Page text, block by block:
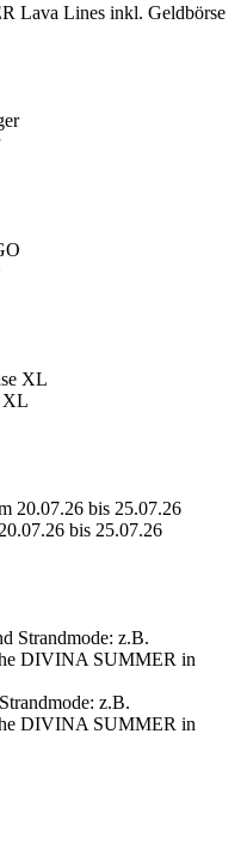
Lava Lines inkl. Geldbörse
XL
bis 25.07.26
z.B.
DIVINA SUMMER in